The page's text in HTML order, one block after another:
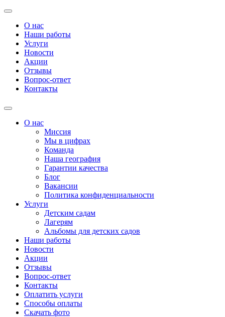
О нас
Наши работы
Услуги
Новости
Акции
Отзывы
Вопрос-ответ
Контакты
О нас
Миссия
Мы в цифрах
Команда
Наша география
Гарантии качества
Блог
Вакансии
Политика конфиденциальности
Услуги
Детским садам
Лагерям
Альбомы для детских садов
Наши работы
Новости
Акции
Отзывы
Вопрос-ответ
Контакты
Оплатить услуги
Способы оплаты
Скачать фото